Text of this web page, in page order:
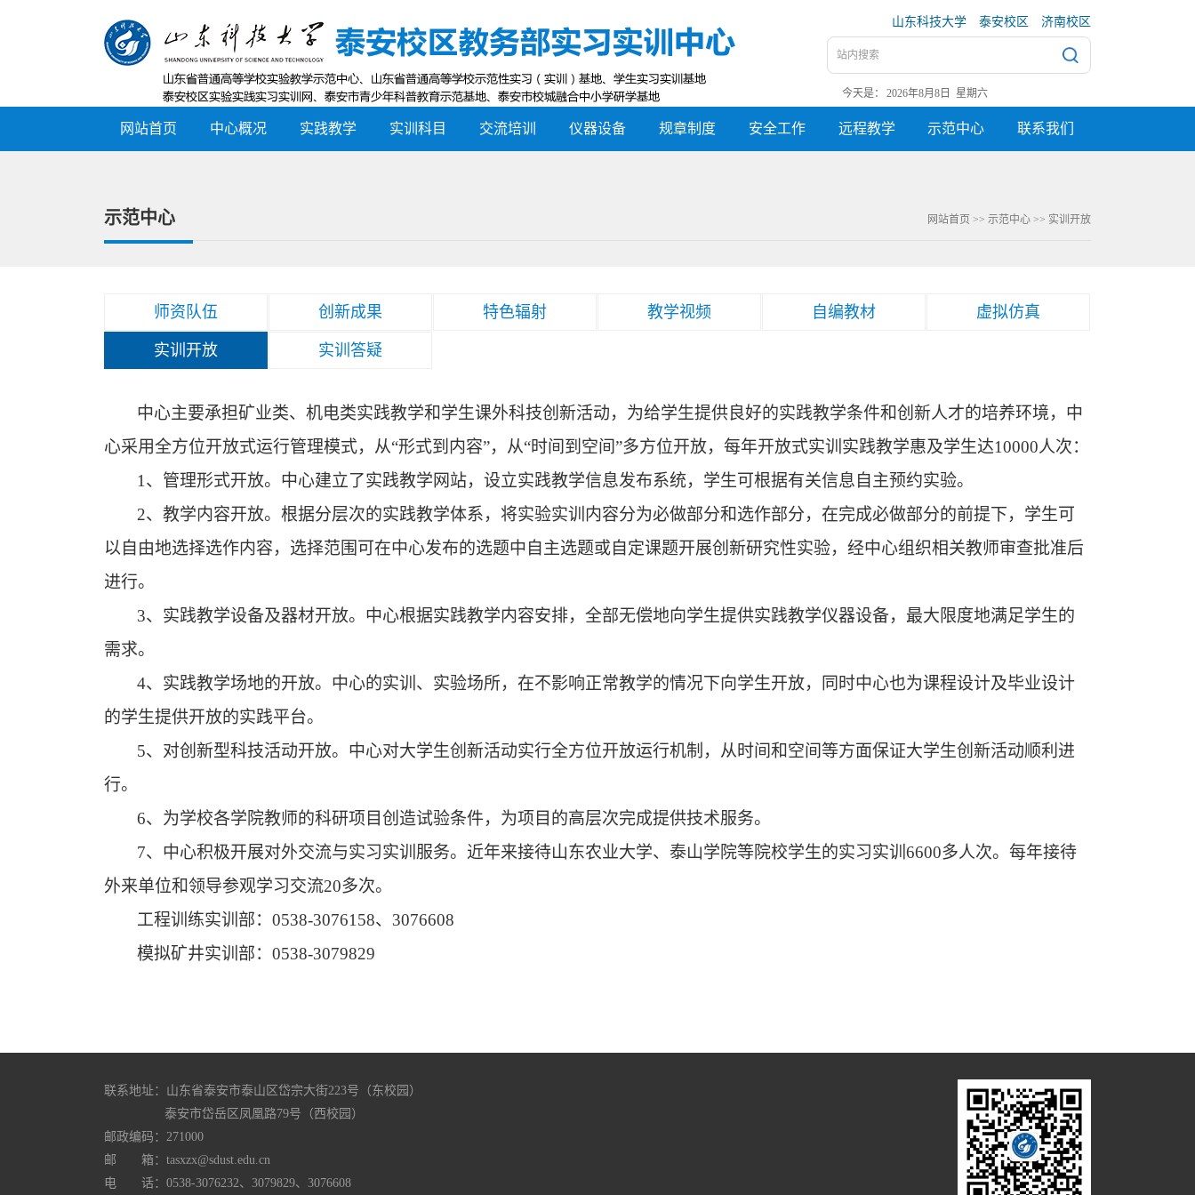
山东科技大学 泰安校区 济南校区
今天是： 2026年8月8日 星期六
网站首页 中心概况 实践教学 实训科目 交流培训 仪器设备 规章制度 安全工作 远程教学 示范中心 联系我们
网站首页 >> 示范中心 >> 实训开放
师资队伍 创新成果 特色辐射 教学视频 自编教材 虚拟仿真
实训开放 实训答疑
示范中心
中心主要承担矿业类、机电类实践教学和学生课外科技创新活动，为给学生提供良好的实践教学条件和创新人才的培养环境，中
心采用全方位开放式运行管理模式，从“形式到内容”，从“时间到空间”多方位开放， 每年开放式实训 实践教学惠及学生达10000人次：
1 、 管理形式开放。中心建立了实践教学网站，设立实践教学信息发布系统，学生可根据有关信息自主预约实验。
2、 教学内容开放。根据分层次的实践教学体系，将实验实训内容分为必做部分和选作部分，在完成必做部分的前提下，学生可
以自由地选择选作内容，选择范围可在中心发布的选题中自主选题或自定课题开展创新研究性实验，经中心组织相关教师审查批准后
进行。
3、 实践教学设备及器材开放。中心根据实践教学内容安排，全部无偿地向学生提供实践教学仪器设备，最大限度地满足学生的
需求。
4、 实践教学场地的开放。中心的实训、实验场所，在不影响正常教学的情况下向学生开放，同时中心也为课程设计及毕业设计
的学生提供开放的实践平台。
5、 对创新型科技活动开放。中心对大学生创新活动实行全方位开放运行机制，从时间和空间等方面保证大学生创新活动顺利进
行。
6、 为学校各学院教师的科研项目创造试验条件，为项目的高层次完成提供技术服务。
7、 中心积极开展对外交流与实习实训服务。近年来接待山东农业大学、泰山学院等院校学生的实习实训 6600多人次。每年接待
外来单位和领导参观学习交流20多次。
工程训练实训部： 0538-3076158、3076608
模拟矿井实训部： 0538-3079829
联系地址：山东省泰安市泰山区岱宗大街223号（东校园）
泰安市岱岳区凤凰路79号（西校园）
邮政编码：271000
邮 箱： tasxzx@sdust.edu.cn
电 话：0538-3076232、3079829、3076608